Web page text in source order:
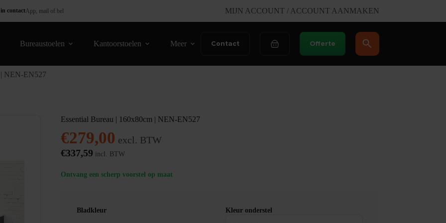
contactApp, mail of bel MIJN ACCOUNT / ACCOUNT AANMAKEN
Bureaustoelen Kantoorstoelen Meer Contact WinkelwagenOfferte
| NEN-EN527
Essential Bureau | 160x80cm | NEN-EN527
€279,00 excl. BTW
€337,59 incl. BTW
Ontvang een scherp voorstel op maat
Bladkleur Kleur onderstel